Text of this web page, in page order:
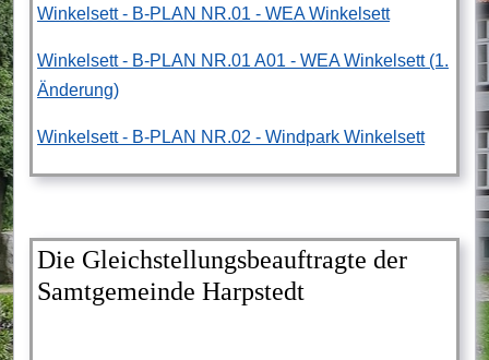
Winkelsett - B-PLAN NR.01 - WEA Winkelsett
Winkelsett - B-PLAN NR.01 A01 - WEA Winkelsett (1.
Änderung)
Winkelsett - B-PLAN NR.02 - Windpark Winkelsett
Die Gleichstellungsbeauftragte der
Samtgemeinde Harpstedt